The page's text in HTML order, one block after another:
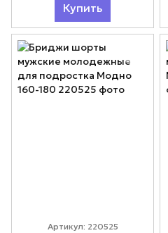
Купить
Артикул: 220525